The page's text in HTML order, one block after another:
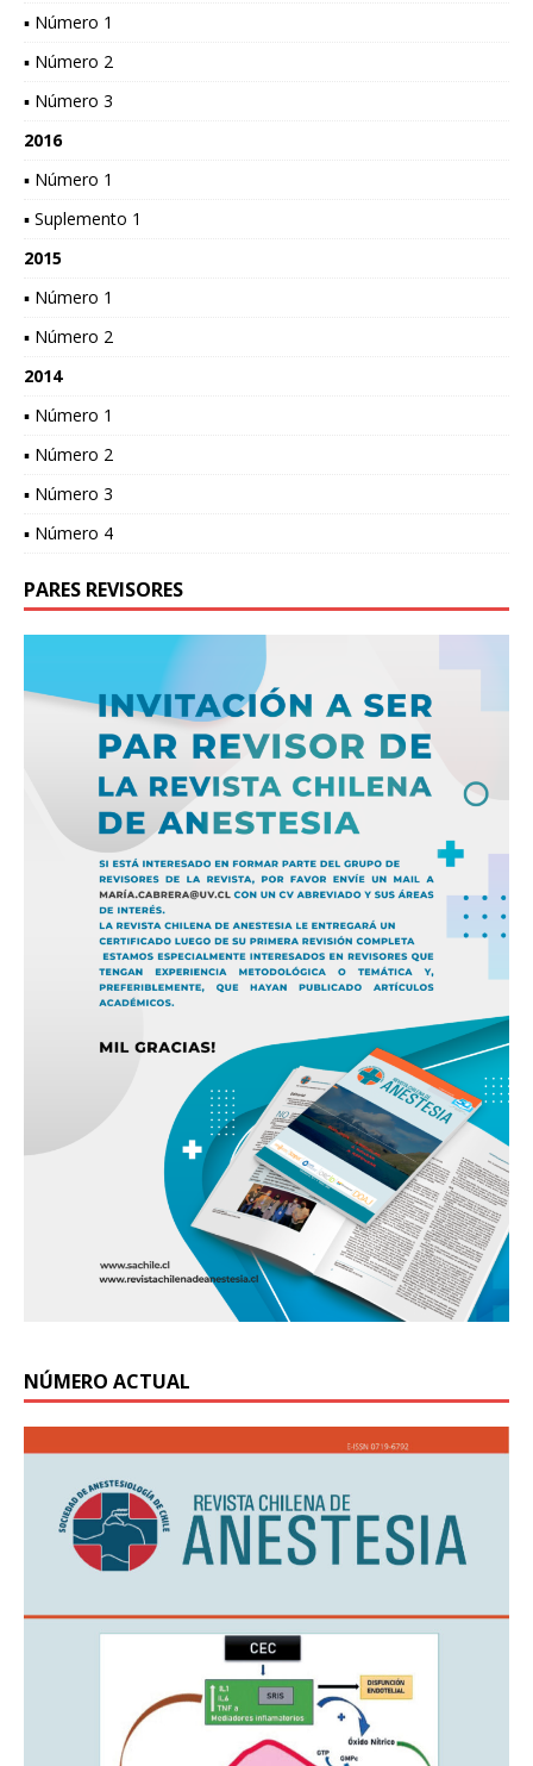
▪ Número 1
▪ Número 2
▪ Número 3
2016
▪ Número 1
▪ Suplemento 1
2015
▪ Número 1
▪ Número 2
2014
▪ Número 1
▪ Número 2
▪ Número 3
▪ Número 4
PARES REVISORES
NÚMERO ACTUAL